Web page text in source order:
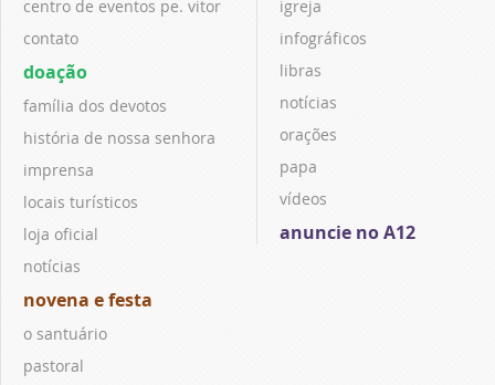
centro de eventos pe. vitor
contato
doação
família dos devotos
história de nossa senhora
imprensa
locais turísticos
loja oficial
notícias
novena e festa
o santuário
pastoral
igreja
infográficos
libras
notícias
orações
papa
vídeos
anuncie no A12